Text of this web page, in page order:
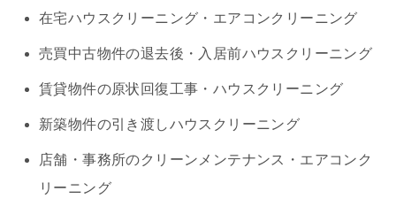
在宅ハウスクリーニング・エアコンクリーニング
売買中古物件の退去後・入居前ハウスクリーニング
賃貸物件の原状回復工事・ハウスクリーニング
新築物件の引き渡しハウスクリーニング
店舗・事務所のクリーンメンテナンス・エアコンク
リーニング